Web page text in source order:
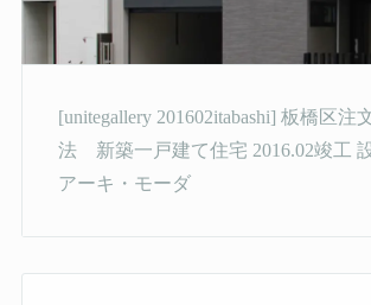
[unitegallery 201602itabashi] 板橋区注
法 新築一戸建て住宅 2016.02竣工
アーキ・モーダ